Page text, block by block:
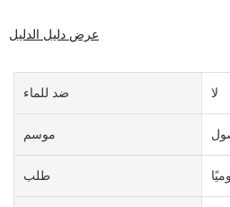
عرض دليل الدليل
ضد للماء لا
موسم
طلب